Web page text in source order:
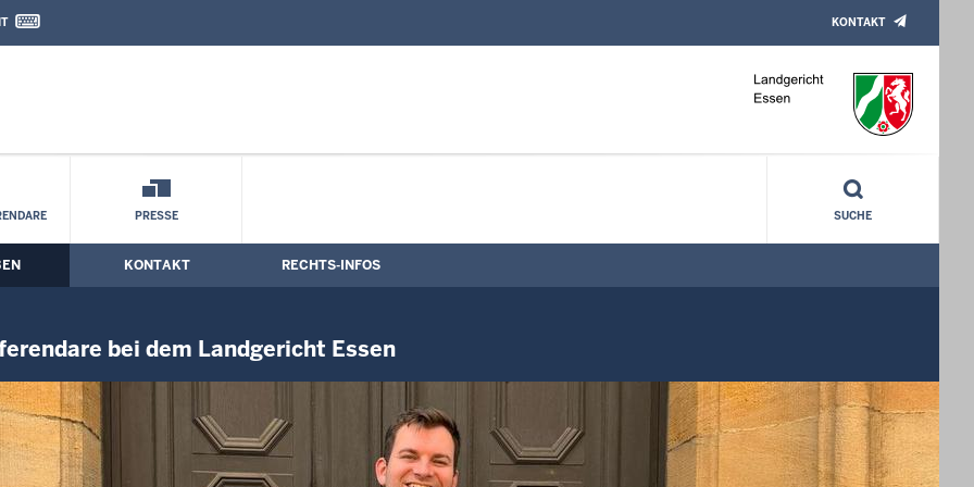
und Referendare bei dem Landgericht Essen
Kontaktformular
KONTAKT
PRESSE SUCHE
KONTAKT RECHTS-INFOS
bei dem Landgericht Essen